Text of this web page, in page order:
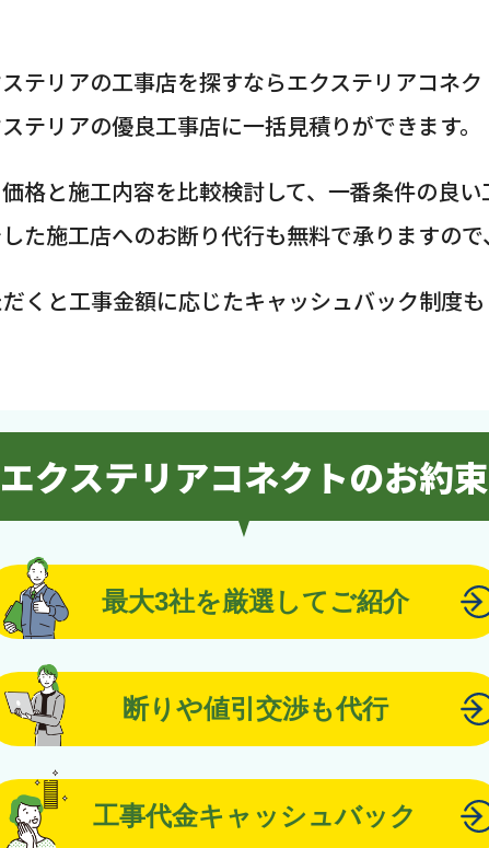
テリアの工事店を探すならエクステリアコネ
テリアの優良工事店に一括見積りができます。
格と施工内容を比較検討して、一番条件の良
た施工店へのお断り代行も無料で承りますの
くと工事金額に応じたキャッシュバック制度
エクステリアコネクトのお約束
最大3社を厳選してご紹介
断りや値引交渉も代行
工事代金キャッシュバック